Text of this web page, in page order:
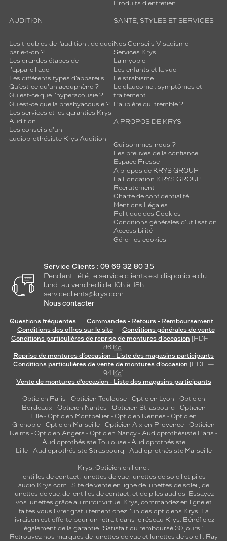
Produits d'entretien
AUDITION
Les troubles de l’audition : de quoi
parle-t-on ?
Les grandes étapes de
l'appareillage
Les différents types d’appareils
Qu’est-ce qu'un acouphène ?
Qu'est-ce que l'hyperacousie ?
Qu’est-ce que la presbyacousie ?
Les services et les garanties Krys
Audition
Les conseils d'un
audioprothésiste Krys Audition
SANTÉ, STYLES ET SERVICES
Nos Conseils Visagisme
Services Krys
La myopie
Les enfants et la vue
Le strabisme
Le glaucome : symptômes et
traitement
Paupière qui tremble ?
A PROPOS DE KRYS
Qui sommes-nous ?
Les preuves de la confiance
Espace Presse
A propos de KRYS GROUP
La Fondation KRYS GROUP
Recrutement
Charte de confidentialité
Mentions Légales
Politique des Cookies
Conditions générales d'utilisation
Accessibilité
Gérer les cookies
Service Clients : 09 69 32 80 35
Pendant l'été, le service clients est disponible du
lundi au vendredi de 10h à 18h.
serviceclients@krys.com
Nous contacter
Questions fréquentes
Commandes - Retours - Remboursement
Conditions des offres sur le site
Conditions générales de vente
Conditions particulières de reprise de montures d’occasion [PDF —
86 Ko]
Reprise de montures d’occasion - Liste des magasins participants
Conditions particulières de vente de montures d’occasion [PDF —
94 Ko]
Vente de montures d’occasion - Liste des magasins participants
Opticien Paris - Opticien Toulouse- Opticien Lyon - Opticien
Bordeaux- Opticien Nantes - Opticien Strasbourg - Opticien
Lille - Opticien Montpellier - Opticien Rennes - Opticien
Grenoble - Opticien Marseille - Opticien Aix-en-Provence - Opticien
Reims - Opticien Angers - Opticien Nancy - Audioprothésiste Paris -
Audioprothésiste Toulouse- Audioprothésiste
Lille- Audioprothésiste Strasbourg - Audioprothésiste Marseille
Krys, Opticien en ligne :
lentilles de contact, lunettes de vue, lunettes de soleil et piles
audio Krys.com : Site de vente en ligne de lunettes de soleil, de
lunettes de vue, de lentilles de contact, et de piles audios. Essayez
vos lunettes grâce au miroir virtuel Krys, commandez en ligne et
faites vous livrer gratuitement chez l'un des opticiens Krys. La
livraison est offerte pour un retrait dans le réseau Krys. Bénéficiez
également de la garantie "Satisfait ou remboursé 30 jours".
Retrouvez nos marques de lunettes de vue et lunettes de soleil : Ray